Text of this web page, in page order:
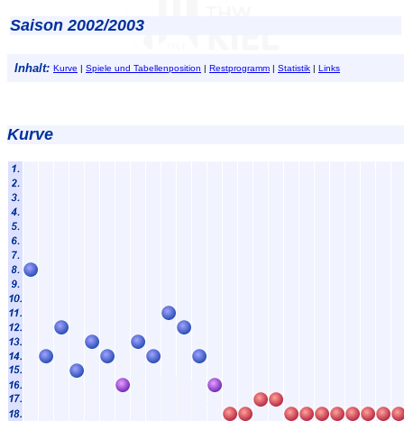
Saison 2002/2003
Inhalt: Kurve | Spiele und Tabellenposition | Restprogramm | Statistik | Links
Kurve